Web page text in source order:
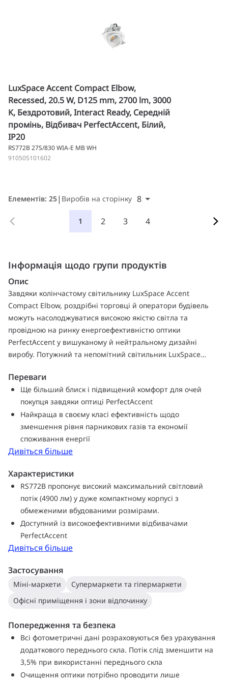
LuxSpace Accent Compact Elbow,
Recessed, 20.5 W, D125 mm, 2700 lm, 3000
K, Бездротовий, Interact Ready, Середній
промінь, Відбивач PerfectAccent, Білий,
IP20
RS772B 27S/830 WIA-E MB WH
910505101602
Елементів: 25 Виробів на сторінку 8
1 2 3 4
Інформація щодо групи продуктів
Опис
Завдяки колінчастому світильнику LuxSpace Accent
Compact Elbow, роздрібні торговці й оператори будівель
можуть насолоджуватися високою якістю світла та
провідною на ринку енергоефективністю оптики
PerfectAccent у вишуканому й нейтральному дизайні
виробу. Потужний та непомітний світильник LuxSpace
форм-факторі. Проектування та встановлення прості
завдяки невеликим вбудованим розмірам.
Обслуговування та модернізація оптики відбувається
швидко та не потребує інструментів. Крім того, точкові
світильники LuxSpace Compact Elbow сертифіковані як
вироби замкнутого циклу й пропонують численні системні
інтеграції та варіанти регулювання яскравості, включно із
Compact Elbow можна обертати точковий рефлектор і
регулювати нахил від стелі, щоб ви могли скерувати світло
в потрібному напрямку. Для подовження строку зберігання
та кращого візуального представлення їжі, зменшення
харчових відходів і збільшення продажів доступні схеми
світлодіодного освітлення для свіжих продуктів.
Перегляньте наші сторінки каталогів «Мода» та «Їжа», щоб
Meat, Rosé, Frost та Champagne.
Переваги
Ще більший блиск і підвищений комфорт для очей
покупця завдяки оптиці PerfectAccent
Найкраща в своєму класі ефективність щодо
зменшення рівня парникових газів та економії
споживання енергії
Дивіться більше
Характеристики
RS772B пропонує високий максимальний світловий
потік (4900 лм) у дуже компактному корпусі з
обмеженими вбудованими розмірами.
Доступний із високоефективними відбивачами
PerfectAccent
Дивіться більше
Застосування
Міні-маркети
Супермаркети та гіпермаркети
Офісні приміщення і зони відпочинку
Попередження та безпека
Всі фотометричні дані розраховуються без урахування
додаткового переднього скла. Потік слід зменшити на
3,5% при використанні переднього скла
Очищення оптики потрібно проводити лише